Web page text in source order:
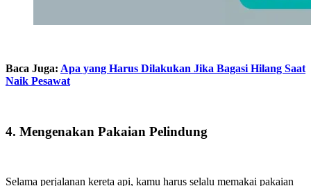
Baca Juga: Apa yang Harus Dilakukan Jika Bagasi Hilang Saat
Naik Pesawat
4. Mengenakan Pakaian Pelindung
Selama perjalanan kereta api, kamu harus selalu memakai pakaian